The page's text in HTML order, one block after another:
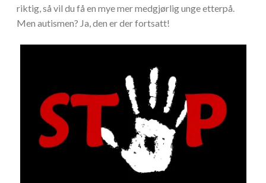
riktig, så vil du få en mye mer medgjørlig unge etterpå.
Men autismen? Ja, den er der fortsatt!